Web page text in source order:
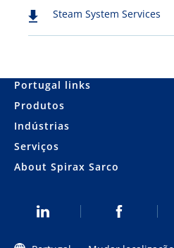
Steam System Services
Portugal links
Produtos
Indústrias
Serviços
About Spirax Sarco